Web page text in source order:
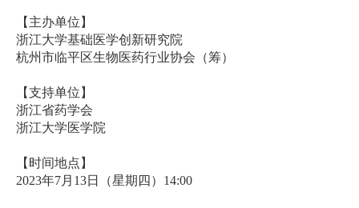
【主办单位】
浙江大学基础医学创新研究院
杭州市临平区生物医药行业协会（筹）
【支持单位】
浙江省药学会
浙江大学医学院
【时间地点】
2023年7月 13日（星期四） 14:00